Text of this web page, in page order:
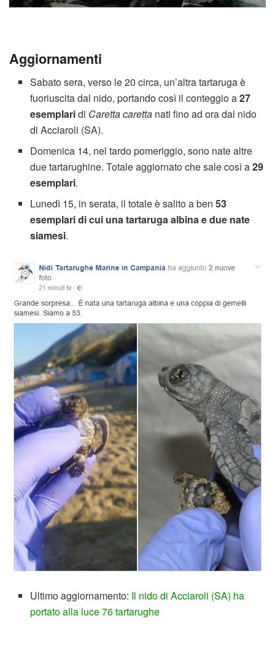
Aggiornamenti
Sabato sera, verso le 20 circa, un’altra tartaruga è
fuoriuscita dal nido, portando così il conteggio a27
esemplaridi Caretta caretta nati fino ad ora dal nido
di Acciaroli (SA).
Domenica 14, nel tardo pomeriggio, sono nate altre
due tartarughine. Totale aggiornato che sale così a29
esemplari.
Lunedì 15, in serata, il totale è salito a ben53
esemplari di cui una tartaruga albina e due nate
siamesi.
Ultimo aggiornamento: Il nido di Acciaroli (SA) ha
portato alla luce 76 tartarughe